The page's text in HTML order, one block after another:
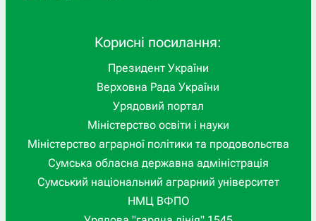
Корисні посилання:
Президент України
Верховна Рада України
Урядовий портал
Міністерство освіти і науки
Міністерство аграрної політики та продовольства
Сумська обласна державна адміністрація
Сумський національний аграрний університет
НМЦ ВФПО